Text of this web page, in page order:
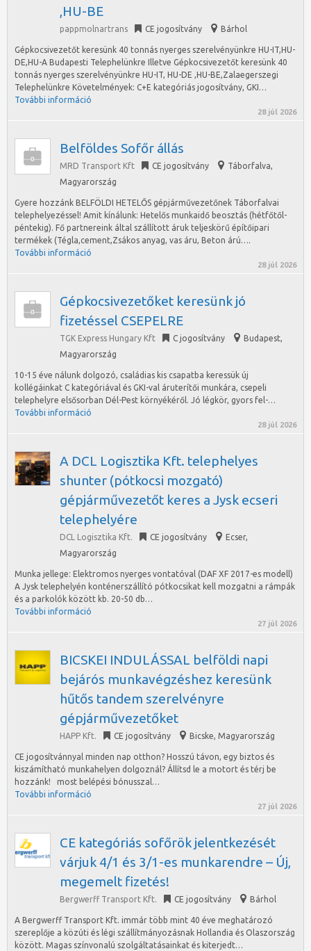
,HU-BE
pappmolnartrans CE jogosítvány Bárhol
Gépkocsivezetőt keresünk 40 tonnás nyerges szerelvényünkre HU-IT,HU-
DE,HU-A Budapesti Telephelünkre Illetve Gépkocsivezetőt keresünk 40
tonnás nyerges szerelvényünkre HU-IT, HU-DE ,HU-BE,Zalaegerszegi
Telephelünkre Követelmények: C+E kategóriás jogosítvány, GKI…
További információ
28 júl 2026
Belföldes Sofőr állás
MRD Transport Kft CE jogosítvány Táborfalva,
Magyarország
Gyere hozzánk BELFÖLDI HETELŐS gépjárművezetőnek Táborfalvai
telephelyezéssel! Amit kínálunk: Hetelős munkaidő beosztás (hétfőtől-
péntekig). Fő partnereink által szállított áruk teljeskörű építőipari
termékek (Tégla,cement,Zsákos anyag, vas áru, Beton árú….
További információ
28 júl 2026
Gépkocsivezetőket keresünk jó
fizetéssel CSEPELRE
TGK Express Hungary Kft C jogosítvány Budapest,
Magyarország
10-15 éve nálunk dolgozó, családias kis csapatba keressük új
kollégáinkat C kategóriával és GKI-val áruterítői munkára, csepeli
telephelyre elsősorban Dél-Pest környékéről. Jó légkör, gyors fel-…
További információ
28 júl 2026
A DCL Logisztika Kft. telephelyes
shunter (pótkocsi mozgató)
gépjárművezetőt keres a Jysk ecseri
telephelyére
DCL Logisztika Kft. CE jogosítvány Ecser,
Magyarország
Munka jellege: Elektromos nyerges vontatóval (DAF XF 2017-es modell)
A Jysk telephelyén konténerszállító pótkocsikat kell mozgatni a rámpák
és a parkolók között kb. 20-50 db…
További információ
27 júl 2026
BICSKEI INDULÁSSAL belföldi napi
bejárós munkavégzéshez keresünk
hűtős tandem szerelvényre
gépjárművezetőket
HAPP Kft. CE jogosítvány Bicske, Magyarország
CE jogosítvánnyal minden nap otthon? Hosszú távon, egy biztos és
kiszámítható munkahelyen dolgoznál? Állítsd le a motort és térj be
hozzánk! most belépési bónusszal…
További információ
27 júl 2026
CE kategóriás sofőrök jelentkezését
várjuk 4/1 és 3/1-es munkarendre – Új,
megemelt fizetés!
Bergwerff Transport Kft. CE jogosítvány Bárhol
A Bergwerff Transport Kft. immár több mint 40 éve meghatározó
szereplője a közúti és légi szállítmányozásnak Hollandia és Olaszország
között. Magas színvonalú szolgáltatásainkat és kiterjedt…